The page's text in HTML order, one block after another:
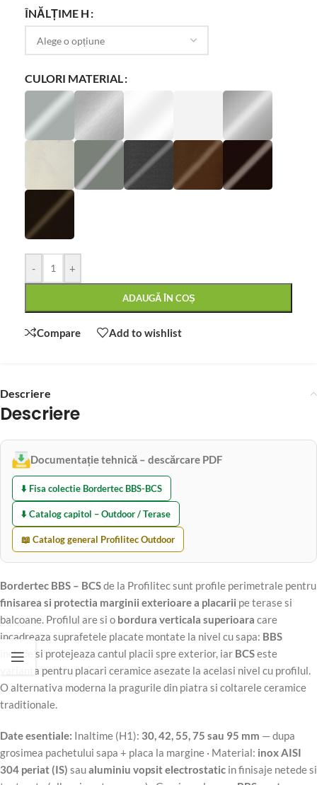
ÎNĂLȚIME H
CULORI MATERIAL
- +
ADAUGĂ ÎN COȘ
Compare Add to wishlist
Descriere
Descriere
Documentație tehnică – descărcare PDF
⬇️ Fisa colectie Bordertec BBS-BCS
⬇️ Catalog capitol – Outdoor / Terase
📖 Catalog general Profilitec Outdoor
Bordertec BBS – BCSde la Profilitec sunt profile perimetrale pentru
finisarea si protectia marginii exterioare a placarii pe terase si
balcoane. Profilul are si o bordura verticala superioara care
incadreaza suprafetele placate montate la nivel cu sapa: BBS
inchide si protejeaza cantul placii spre exterior, iar BCSeste
varianta pentru placari ceramice asezate la acelasi nivel cu profilul.
O alternativa moderna la pragurile din piatra si coltarele ceramice
traditionale.
Date esentiale: Inaltime (H1): 30, 42, 55, 75 sau 95 mm — dupa
grosimea pachetului sapa + placa la margine · Material: inox AISI
304 periat (IS) saualuminiu vopsit electrostatic in finisaje netede si